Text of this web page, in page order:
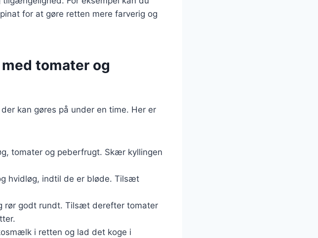
for at gøre retten mere farverig og
tomater og
kan gøres på under en time. Her er
tomater og peberfrugt. Skær kyllingen
hvidløg, indtil de er bløde. Tilsæt
rør godt rundt. Tilsæt derefter tomater
i retten og lad det koge i